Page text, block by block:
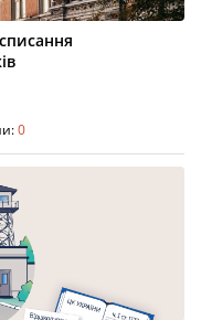
0